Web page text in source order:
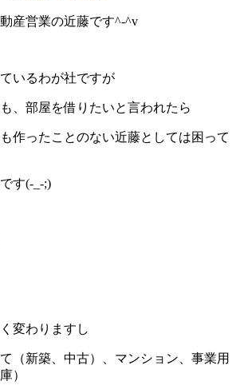
産営業の近藤です^-^v
いるわが社ですが
、部屋を借りたいと言われたら
作ったことのない近藤としては困って
す(-_-;)
変わりますし
（新築、中古）、マンション、事業用
）